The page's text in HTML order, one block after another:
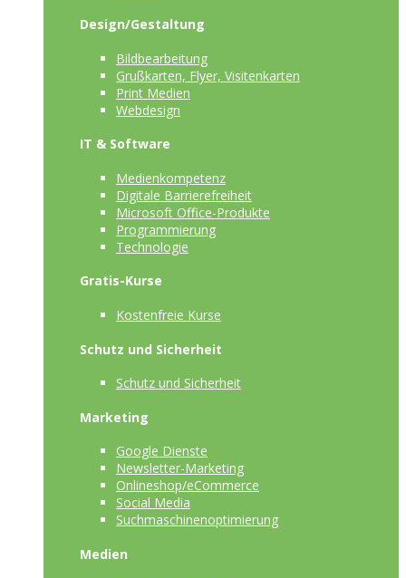
Design/Gestaltung
Bildbearbeitung
Grußkarten, Flyer, Visitenkarten
Print Medien
Webdesign
IT & Software
Medienkompetenz
Digitale Barrierefreiheit
Microsoft Office-Produkte
Programmierung
Technologie
Gratis-Kurse
Kostenfreie Kurse
Schutz und Sicherheit
Schutz und Sicherheit
Marketing
Google Dienste
Newsletter-Marketing
Onlineshop/eCommerce
Social Media
Suchmaschinenoptimierung
Medien